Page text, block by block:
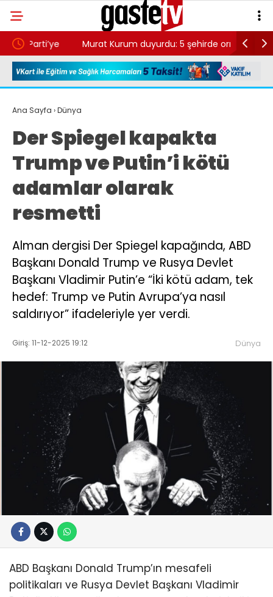
Murat Kurum duyurdu: 5 şehirde orman
yangınları bilançosu gözaltı
Ana Sayfa ›Dünya
Der Spiegel kapakta
Trump ve Putin’i kötü
adamlar olarak
resmetti
Alman dergisi Der Spiegel kapağında, ABD
Başkanı Donald Trump ve Rusya Devlet
Başkanı Vladimir Putin’e “İki kötü adam, tek
hedef: Trump ve Putin Avrupa’ya nasıl
saldırıyor” ifadeleriyle yer verdi.
Giriş: 11-12-2025 19:12 Dünya
ABD Başkanı Donald Trump’ın mesafeli
politikaları ve Rusya Devlet Başkanı Vladimir